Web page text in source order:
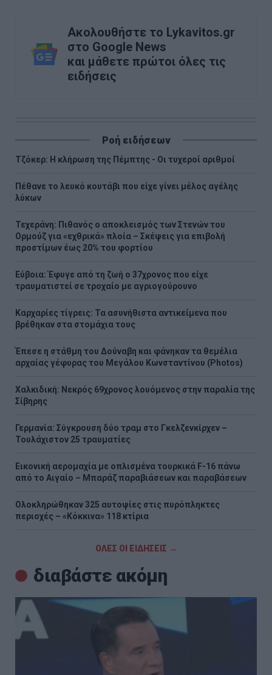
Ακολουθήστε το Lykavitos.gr
στο Google News
και μάθετε πρώτοι όλες τις
ειδήσεις
Ροή ειδήσεων
Τζόκερ: Η κλήρωση της Πέμπτης - Οι τυχεροί αριθμοί
Πέθανε το λευκό κουτάβι που είχε γίνει μέλος αγέλης
λύκων
Τεχεράνη: Πιθανός ο αποκλεισμός των Στενών του
Ορμούζ για «εχθρικά» πλοία – Σκέψεις για επιβολή
προστίμων έως 20% του φορτίου
Εύβοια: Έφυγε από τη ζωή ο 37χρονος που είχε
τραυματιστεί σε τροχαίο με αγριογούρουνο
Καρχαρίες τίγρεις: Τα ασυνήθιστα αντικείμενα που
βρέθηκαν στα στομάχια τους
Έπεσε η στάθμη του Δούναβη και φάνηκαν τα θεμέλια
αρχαίας γέφυρας του Μεγάλου Κωνσταντίνου (Photos)
Χαλκιδική: Νεκρός 69χρονος λουόμενος στην παραλία της
Σίβηρης
Γερμανία: Σύγκρουση δύο τραμ στο Γκελζενκίρχεν –
Τουλάχιστον 25 τραυματίες
Εικονική αερομαχία με οπλισμένα τουρκικά F-16 πάνω
από το Αιγαίο – Μπαράζ παραβιάσεων και παραβάσεων
Ολοκληρώθηκαν 325 αυτοψίες στις πυρόπληκτες
περιοχές – «Κόκκινα» 118 κτίρια
ΟΛΕΣ ΟΙ ΕΙΔΗΣΕΙΣ →
διαβάστε ακόμη